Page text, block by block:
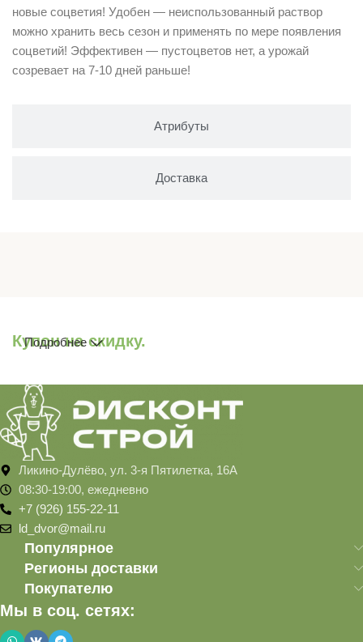
Атрибуты
Доставка
новые соцветия! Удобен — неиспользованный раствор
можно хранить весь сезон и применять по мере появления
соцветий! Эффективен — пустоцветов нет, а урожай
созревает на 7-10 дней раньше!
Купон на скидку.
Подробнее
Ликино-Дулёво, ул. 3-я Пятилетка, 16А
08:30-19:00, ежедневно
+7 (926) 155-22-11
ld_dvor@mail.ru
Популярное
Регионы доставки
Покупателю
Мы в соц. сетях: